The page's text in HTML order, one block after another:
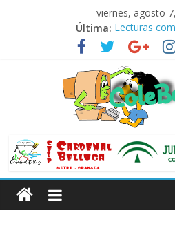
viernes, agosto
Última: Lecturas
El agua
Lecturas
Lecturas
Lecturas